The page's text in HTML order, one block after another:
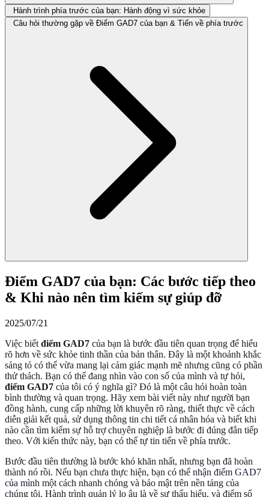
Hành trình phía trước của bạn: Hành động vì sức khỏe
Câu hỏi thường gặp về Điểm GAD7 của bạn & Tiến về phía trước
Điểm GAD7 của bạn: Các bước tiếp theo
& Khi nào nên tìm kiếm sự giúp đỡ
2025/07/21
Việc biết điểm GAD7 của bạn là bước đầu tiên quan trọng để hiểu
rõ hơn về sức khỏe tinh thần của bản thân. Đây là một khoảnh khắc
sáng tỏ có thể vừa mang lại cảm giác mạnh mẽ nhưng cũng có phần
thử thách. Bạn có thể đang nhìn vào con số của mình và tự hỏi,
điểm GAD7 của tôi có ý nghĩa gì? Đó là một câu hỏi hoàn toàn
bình thường và quan trọng. Hãy xem bài viết này như người bạn
đồng hành, cung cấp những lời khuyên rõ ràng, thiết thực về cách
diễn giải kết quả, sử dụng thông tin chi tiết cá nhân hóa và biết khi
nào cần tìm kiếm sự hỗ trợ chuyên nghiệp là bước đi đúng đắn tiếp
theo. Với kiến thức này, bạn có thể tự tin tiến về phía trước.
Bước đầu tiên thường là bước khó khăn nhất, nhưng bạn đã hoàn
thành nó rồi. Nếu bạn chưa thực hiện, bạn có thể nhận điểm GAD7
của mình một cách nhanh chóng và bảo mật trên nền tảng của
chúng tôi. Hành trình quản lý lo âu là về sự thấu hiểu, và điểm số